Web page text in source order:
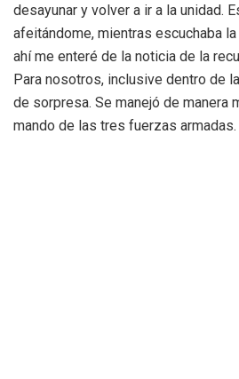
desayunar y volver a ir a la unidad.
afeitándome, mientras escuchaba
ahí me enteré de la noticia de la
Para nosotros, inclusive dentro de
de sorpresa. Se manejó de manera
mando de las tres fuerzas armadas.